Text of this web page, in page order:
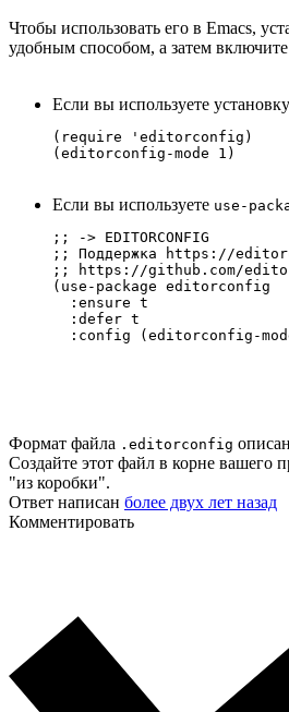
Чтобы использовать его в Emacs,
удобным способом, а затем
Если вы используете
(require 'editorconfig)
(editorconfig-mode 1)
Если вы используете use-
;; -> EDITORCONFIG
;; Поддержка https://
;; https://github.com/
(use-package editorconfig
  :ensure t
  :defer t
:config (editorconfig-
Формат файла .editorconfig
Создайте этот файл в корне вашего
"из коробки".
Ответ написан более двух лет назад
Комментировать